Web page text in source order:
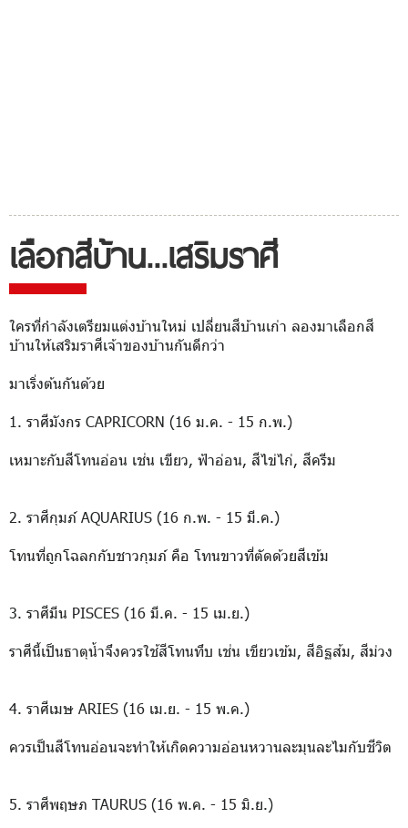
เลือกสีบ้าน...เสริมราศี
ใครที่กำลังเตรียมแต่งบ้านใหม่ เปลี่ยนสีบ้านเก่า ลองมาเลือกสี
บ้านให้เสริมราศีเจ้าของบ้านกันดีกว่า
มาเริ่งต้นกันด้วย
1. ราศีมังกร CAPRICORN (16 ม.ค. - 15 ก.พ.)
เหมาะกับสีโทนอ่อน เช่น เขียว, ฟ้าอ่อน, สีไข่ไก่, สีครีม
2. ราศีกุมภ์ AQUARIUS (16 ก.พ. - 15 มี.ค.)
โทนที่ถูกโฉลกกับชาวกุมภ์ คือ โทนขาวที่ตัดด้วยสีเข้ม
3. ราศีมีน PISCES (16 มี.ค. - 15 เม.ย.)
ราศีนี้เป็นธาตุน้ำจึงควรใช้สีโทนทึบ เช่น เขียวเข้ม, สีอิฐส้ม, สีม่วง
4. ราศีเมษ ARIES (16 เม.ย. - 15 พ.ค.)
ควรเป็นสีโทนอ่อนจะทำให้เกิดความอ่อนหวานละมุนละไมกับชีวิต
5. ราศีพฤษภ TAURUS (16 พ.ค. - 15 มิ.ย.)